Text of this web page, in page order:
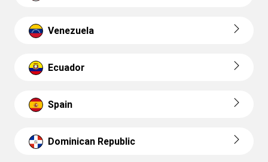
Venezuela
Ecuador
Spain
Dominican Republic